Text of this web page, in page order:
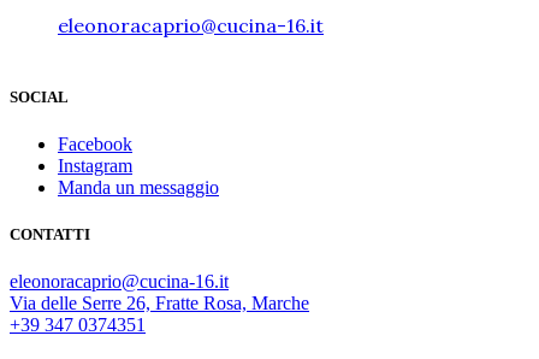
eleonoracaprio@cucina-16.it
SOCIAL
Facebook
Instagram
Manda un messaggio
CONTATTI
eleonoracaprio@cucina-16.it
Via delle Serre 26, Fratte Rosa, Marche
+39 347 0374351